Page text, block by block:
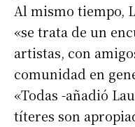
Al mismo tiempo,
«se trata de un
artistas, con
comunidad en
«Todas -añadió
títeres son